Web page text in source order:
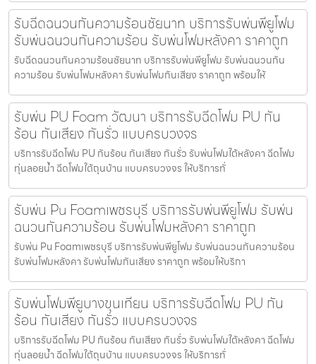
รับฉีดฉนวนกันความร้อนชัยนาท บริการรับพ่นพียูโฟม
รับพ่นฉนวนกันความร้อน รับพ่นโฟมหลังคา ราคาถูก
รับฉีดฉนวนกันความร้อนชัยนาท บริการรับพ่นพียูโฟม รับพ่นฉนวนกัน
ความร้อน รับพ่นโฟมหลังคา รับพ่นโฟมกันเสียง ราคาถูก พร้อมให้
รับพ่น PU Foam วัฒนา บริการรับฉีดโฟม PU กัน
ร้อน กันเสียง กันรั่ว แบบครบวงจร
บริการรับฉีดโฟม PU กันร้อน กันเสียง กันรั่ว รับพ่นโฟมใต้หลังคา ฉีดโฟม
ทุ่นลอยน้ำ ฉีดโฟมใต้ถุนบ้าน แบบครบวงจร ให้บริการทั่
รับพ่น Pu Foamเพชรบุรี บริการรับพ่นพียูโฟม รับพ่น
ฉนวนกันความร้อน รับพ่นโฟมหลังคา ราคาถูก
รับพ่น Pu Foamเพชรบุรี บริการรับพ่นพียูโฟม รับพ่นฉนวนกันความร้อน
รับพ่นโฟมหลังคา รับพ่นโฟมกันเสียง ราคาถูก พร้อมให้บริกา
รับพ่นโฟมพียูบางขุนเทียน บริการรับฉีดโฟม PU กัน
ร้อน กันเสียง กันรั่ว แบบครบวงจร
บริการรับฉีดโฟม PU กันร้อน กันเสียง กันรั่ว รับพ่นโฟมใต้หลังคา ฉีดโฟม
ทุ่นลอยน้ำ ฉีดโฟมใต้ถุนบ้าน แบบครบวงจร ให้บริการทั่